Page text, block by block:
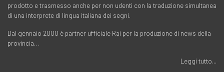
prodotto e trasmesso anche per non udenti con la traduzione simultanea
di una interprete di lingua italiana dei segni.
Dal gennaio 2000 è partner ufficiale Rai per la produzione di news della
provincia…
Leggi tutto...